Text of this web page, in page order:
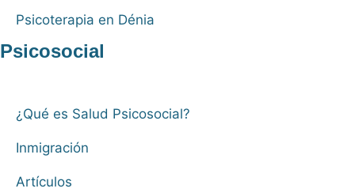
Psicoterapia en Dénia
Psicosocial
¿Qué es Salud Psicosocial?
Inmigración
Artículos